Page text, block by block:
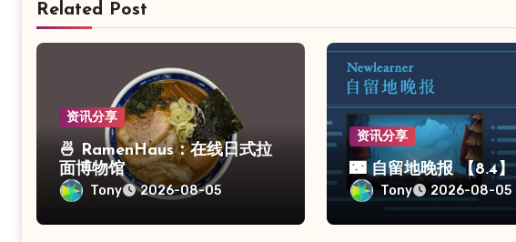
Related Post
资讯分享
🍜 RamenHaus：在线日式拉
面博物馆
Tony 2026-08-05
资讯分享
🌃 自留地晚报 【8.4】
Tony 2026-08-05